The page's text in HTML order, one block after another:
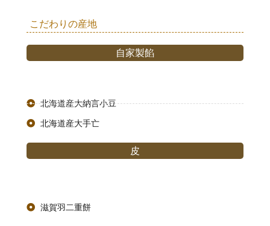
こだわりの産地
自家製餡
北海道産大納言小豆
北海道産大手亡
皮
滋賀羽二重餅